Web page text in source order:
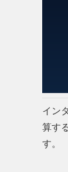
イン
算す
す。